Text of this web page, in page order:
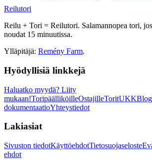
Reilutori
Reilu + Tori = Reilutori. Salamannopea tori,
noudat 15 minuutissa.
Ylläpitäjä: Remény Farm.
Hyödyllisiä linkkejä
Haluatko myydä? Liity
mukaan!ToripäälliköilleOstajilleToritUKK
dokumentaatioYhteystiedot
Lakiasiat
Sivuston tiedotKäyttöehdotTietosuojaseloste
ehdot